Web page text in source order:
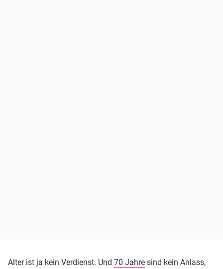
Alter ist ja kein Verdienst. Und 70 Jahre sind kein Anlass,